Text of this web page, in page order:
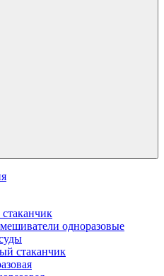
одноразовые
стаканчик